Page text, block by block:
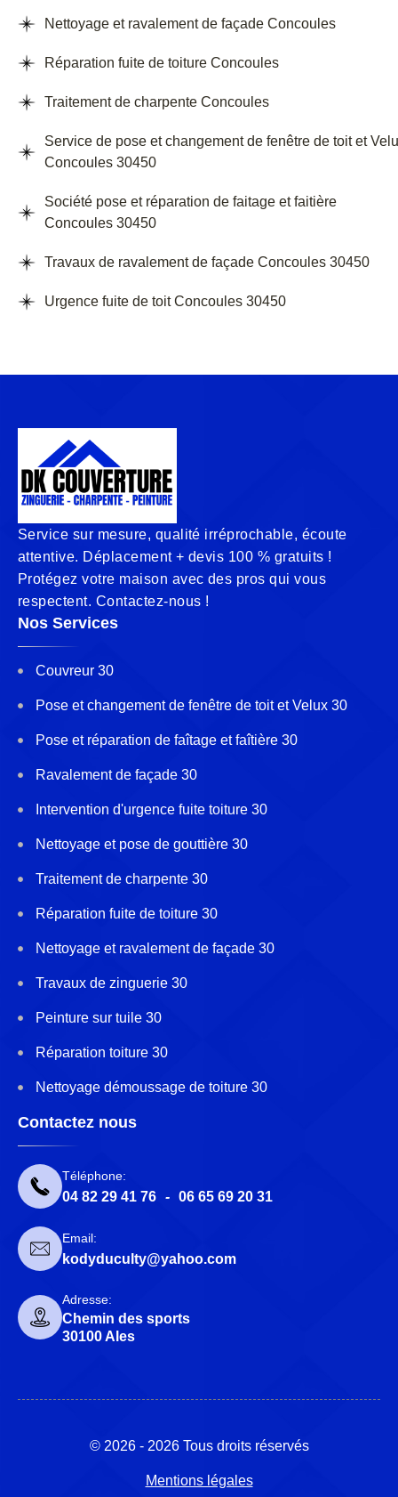
Nettoyage et ravalement de façade Concoules
Réparation fuite de toiture Concoules
Traitement de charpente Concoules
Service de pose et changement de fenêtre de toit et
Concoules 30450
Société pose et réparation de faitage et faitière
Concoules 30450
Travaux de ravalement de façade Concoules 30450
Urgence fuite de toit Concoules 30450
Service sur mesure, qualité irréprochable, écoute
attentive. Déplacement + devis 100 % gratuits !
Protégez votre maison avec des pros qui vous
respectent. Contactez-nous !
Nos Services
Couvreur 30
Pose et changement de fenêtre de toit et Velux 30
Pose et réparation de faîtage et faîtière 30
Ravalement de façade 30
Intervention d'urgence fuite toiture 30
Nettoyage et pose de gouttière 30
Traitement de charpente 30
Réparation fuite de toiture 30
Nettoyage et ravalement de façade 30
Travaux de zinguerie 30
Peinture sur tuile 30
Réparation toiture 30
Nettoyage démoussage de toiture 30
Contactez nous
Téléphone:
04 82 29 41 76 - 06 65 69 20 31
Email:
kodyduculty@yahoo.com
Adresse:
Chemin des sports
30100 Ales
© 2026 - 2026 Tous droits réservés
Mentions légales